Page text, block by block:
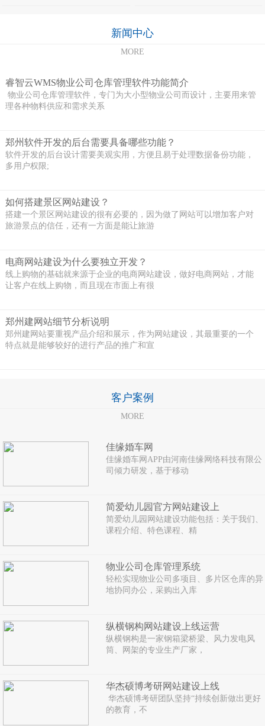
新闻中心
MORE
睿智云WMS物业公司仓库管理软件功能简介
物业公司仓库管理软件，专门为大小型物业公司而设计，主要用来管
理各种物料供应和需求关系
郑州软件开发的后台需要具备哪些功能？
软件开发的后台设计需要美观实用，方便且易于处理数据备份功能，
多用户权限;
如何搭建景区网站建设？
搭建一个景区网站建设的很有必要的，因为做了网站可以增加客户对
旅游景点的信任，还有一方面是能让旅游
电商网站建设为什么要独立开发？
线上购物的基础就来源于企业的电商网站建设，做好电商网站，才能
让客户在线上购物，而且现在市面上有很
郑州建网站细节分析说明
郑州建网站要重视产品介绍和展示，作为网站建设，其最重要的一个
特点就是能够较好的进行产品的推广和宣
客户案例
MORE
佳缘婚车网
佳缘婚车网APP由河南佳缘网络科技有限公
司倾力研发，基于移动
简爱幼儿园官方网站建设上
简爱幼儿园网站建设功能包括：关于我们、
课程介绍、特色课程、精
物业公司仓库管理系统
轻松实现物业公司多项目、多片区仓库的异
地协同办公，采购出入库
纵横钢构网站建设上线运营
纵横钢构是一家钢箱梁桥梁、风力发电风
筒、网架的专业生产厂家，
华杰硕博考研网站建设上线
华杰硕博考研团队坚持“持续创新做出更好
的教育，不